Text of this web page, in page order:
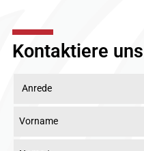
Kontaktiere uns
Vorname